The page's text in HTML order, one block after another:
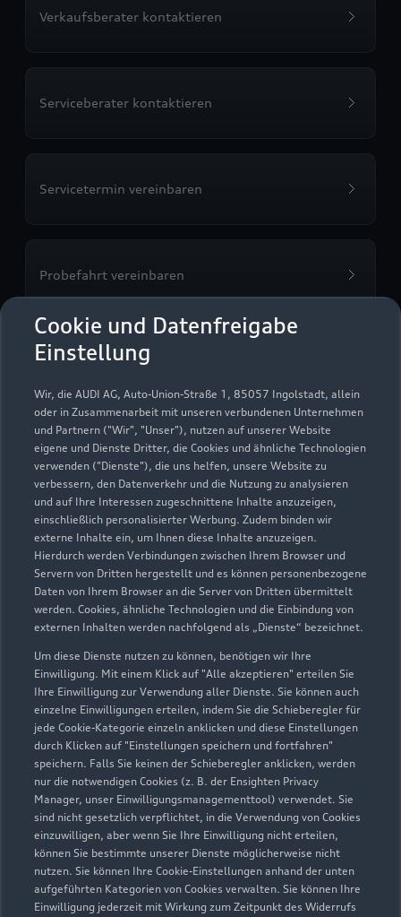
Cookie und Datenfreigabe
Einstellung
Wir, die AUDI AG, Auto-Union-Straße 1, 85057 Ingolstadt, allein
oder in Zusammenarbeit mit unseren verbundenen Unternehmen
und Partnern ("Wir", "Unser"), nutzen auf unserer Website
eigene und Dienste Dritter, die Cookies und ähnliche Technologien
verwenden ("Dienste"), die uns helfen, unsere Website zu
verbessern, den Datenverkehr und die Nutzung zu analysieren
und auf Ihre Interessen zugeschnittene Inhalte anzuzeigen,
einschließlich personalisierter Werbung. Zudem binden wir
externe Inhalte ein, um Ihnen diese Inhalte anzuzeigen.
Hierdurch werden Verbindungen zwischen Ihrem Browser und
Servern von Dritten hergestellt und es können personenbezogene
Daten von Ihrem Browser an die Server von Dritten übermittelt
werden. Cookies, ähnliche Technologien und die Einbindung von
externen Inhalten werden nachfolgend als „Dienste“ bezeichnet.
Um diese Dienste nutzen zu können, benötigen wir Ihre
Einwilligung. Mit einem Klick auf "Alle akzeptieren" erteilen Sie
Ihre Einwilligung zur Verwendung aller Dienste. Sie können auch
einzelne Einwilligungen erteilen, indem Sie die Schieberegler für
jede Cookie-Kategorie einzeln anklicken und diese Einstellungen
durch Klicken auf "Einstellungen speichern und fortfahren"
speichern. Falls Sie keinen der Schieberegler anklicken, werden
nur die notwendigen Cookies (z. B. der Ensighten Privacy
Manager, unser Einwilligungsmanagementtool) verwendet. Sie
sind nicht gesetzlich verpflichtet, in die Verwendung von Cookies
einzuwilligen, aber wenn Sie Ihre Einwilligung nicht erteilen,
können Sie bestimmte unserer Dienste möglicherweise nicht
nutzen. Sie können Ihre Cookie-Einstellungen anhand der unten
aufgeführten Kategorien von Cookies verwalten. Sie können Ihre
Einwilligung jederzeit mit Wirkung zum Zeitpunkt des Widerrufs
Verkaufsberater kontaktieren
Serviceberater kontaktieren
Servicetermin vereinbaren
Probefahrt vereinbaren
GmbH
Autoverkauf Servicepartner e-tron Service R8
Hebelstraße 12
69115 Heidelberg
06221 535200
info@audizentrumheidelberg.de
Kontaktdaten herunterladen